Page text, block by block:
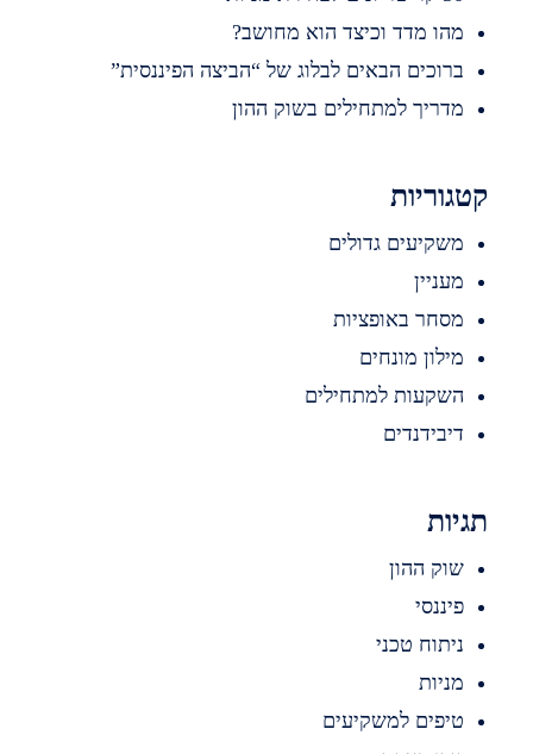
מדד וכיצד הוא מחושב?
הבאים לבלוג של “הביצה הפיננסית”
למתחילים בשוק ההון
גדולים
באופציות
מונחים
למתחילים
ההון
טכני
למשקיעים